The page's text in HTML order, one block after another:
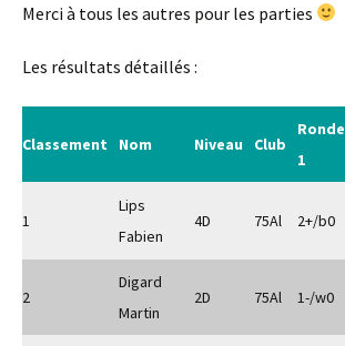
Merci à tous les autres pour les parties
Les résultats détaillés :
Classement Nom Niveau Club
Ronde
1
1
Lips
Fabien
4D 75Al 2+/b0
2
Digard
Martin
2D 75Al 1-/w0